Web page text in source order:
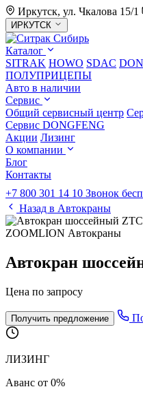
Иркутск, ул. Чкалова 15/1
Выбор
города
ИРКУТСК
Каталог
SITRAK HOWO SDAC
ПОЛУПРИЦЕПЫ
Авто в наличии
Сервис
Общий сервисный центр
Сервис DONGFENG
Акции Лизинг
О компании
Блог
Контакты
+7 800 301 14 10 Звонок
Назад в Автокраны
ZOOMLION Автокраны
Автокран
Цена по запросу
Получить предложение
ЛИЗИНГ
Аванс от 0%